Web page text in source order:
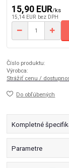
15,90 EUR/ks
15,14 EUR bez DPH
Číslo produktu:
Výrobca:
Strážiť cenu /
Do obľúbených
Kompletné
Parametre